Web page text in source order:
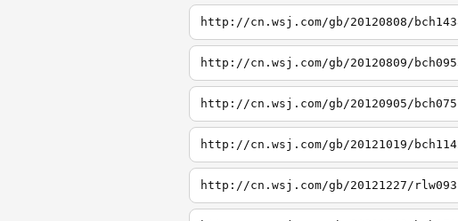
http://cn.wsj.com/gb/20120808/
http://cn.wsj.com/gb/20120809/
http://cn.wsj.com/gb/20120905/
http://cn.wsj.com/gb/20121019/
http://cn.wsj.com/gb/20121227/